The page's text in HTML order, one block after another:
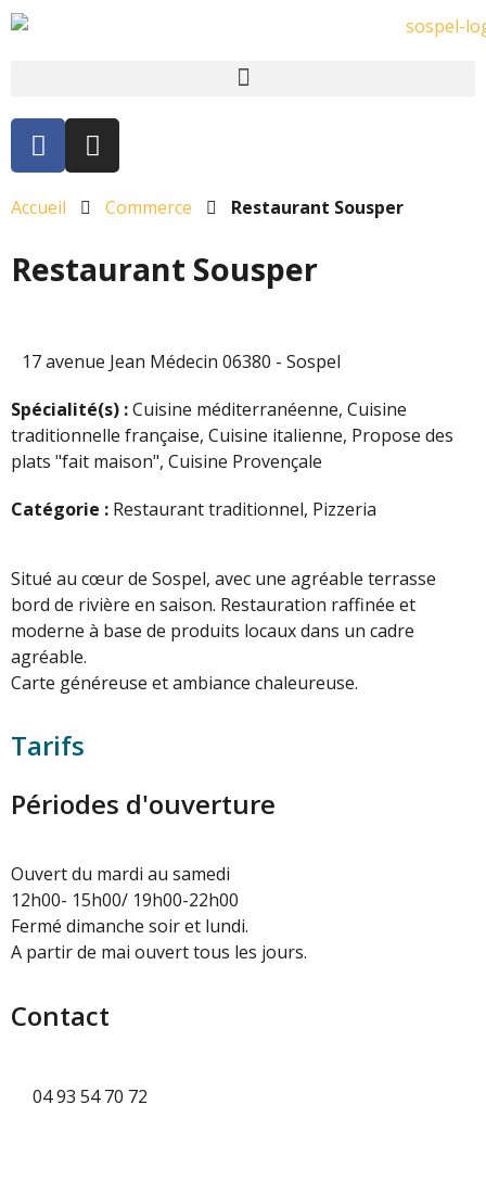
Accueil Commerce Restaurant Sousper
Restaurant Sousper
17 avenue Jean Médecin 06380 - Sospel
Spécialité(s) :Cuisine méditerranéenne, Cuisine
traditionnelle française, Cuisine italienne, Propose des
plats "fait maison", Cuisine Provençale
Catégorie : Restaurant traditionnel, Pizzeria
Situé au cœur de Sospel, avec une agréable terrasse
bord de rivière en saison. Restauration raffinée et
moderne à base de produits locaux dans un cadre
agréable.
Carte généreuse et ambiance chaleureuse.
Tarifs
Périodes d'ouverture
Ouvert du mardi au samedi
12h00- 15h00/ 19h00-22h00
Fermé dimanche soir et lundi.
A partir de mai ouvert tous les jours.
Contact
04 93 54 70 72